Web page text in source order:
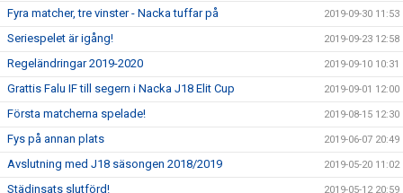
Fyra matcher, tre vinster - Nacka tuffar på 2019-09-30 11:53
Seriespelet är igång! 2019-09-23 12:58
Regeländringar 2019-2020 2019-09-10 10:31
Grattis Falu IF till segern i Nacka J18 Elit Cup 2019-09-01 12:00
Första matcherna spelade! 2019-08-15 12:30
Fys på annan plats 2019-06-07 20:49
Avslutning med J18 säsongen 2018/2019 2019-05-20 11:02
Städinsats slutförd! 2019-05-12 20:59